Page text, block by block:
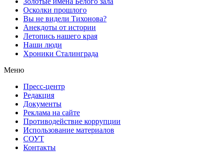
Осколки прошлого
Вы не видели Тихонова?
Анекдоты от истории
Летопись нашего края
Наши люди
Хроники Сталинграда
Меню
Пресс-центр
Редакция
Документы
Реклама на сайте
Противодействие коррупции
Использование материалов
СОУТ
Контакты